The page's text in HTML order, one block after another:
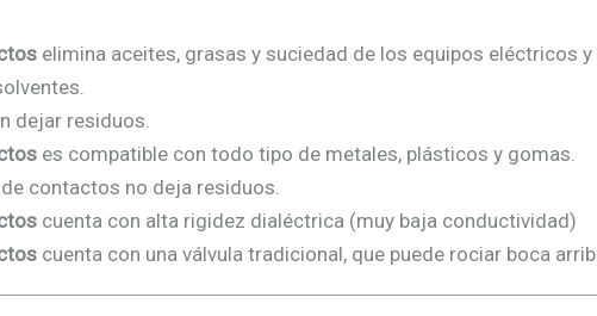
elimina aceites, grasas y suciedad de los equipos eléctricos y
dejar residuos.
es compatible con todo tipo de metales, plásticos y gomas.
contactos no deja residuos.
cuenta con alta rigidez dialéctrica (muy baja conductividad)
cuenta con una válvula tradicional, que puede rociar boca